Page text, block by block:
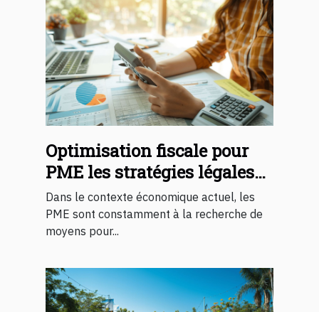
Optimisation fiscale pour
PME les stratégies légales
2023
Dans le contexte économique actuel, les
PME sont constamment à la recherche de
moyens pour...